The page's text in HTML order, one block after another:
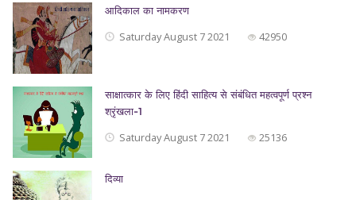
आदिकाल का नामकरण
Saturday August 7 2021 42950
साक्षात्कार के लिए हिंदी साहित्य से संबंधित महत्वपूर्ण प्रश्न
श्रृंखला-1
Saturday August 7 2021 25136
दिव्या